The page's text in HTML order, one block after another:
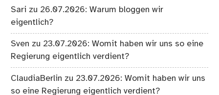
Sari zu 26.07.2026: Warum bloggen wir
eigentlich?
Sven zu 23.07.2026: Womit haben wir uns so eine
Regierung eigentlich verdient?
ClaudiaBerlin zu 23.07.2026: Womit haben wir uns
so eine Regierung eigentlich verdient?